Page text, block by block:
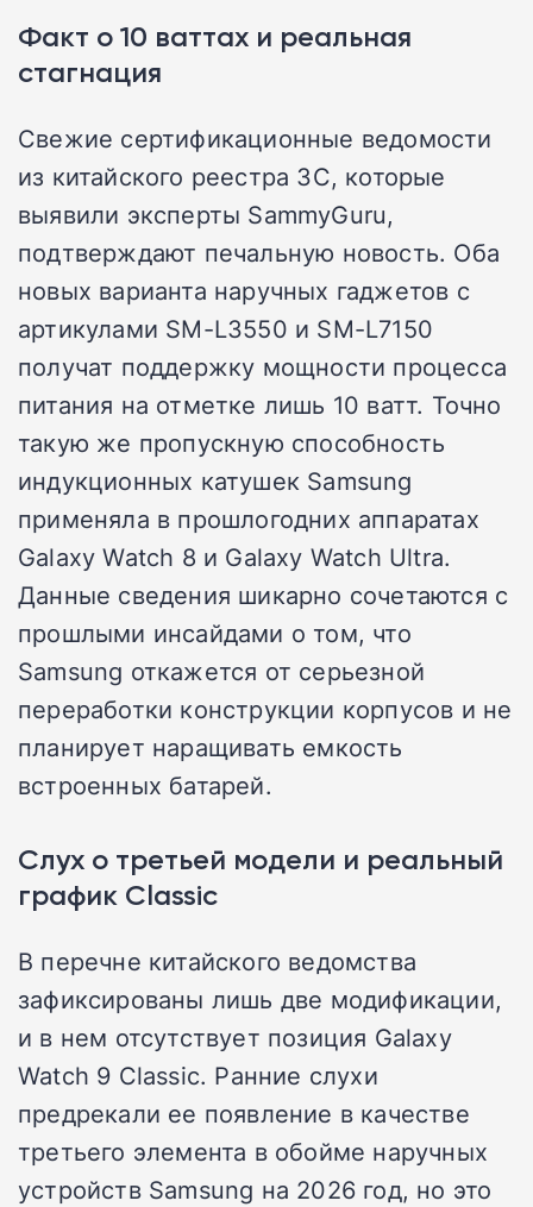
Факт о 10 ваттах и реальная
стагнация
Свежие сертификационные ведомости
из китайского реестра 3C, которые
выявили эксперты SammyGuru,
подтверждают печальную новость. Оба
новых варианта наручных гаджетов с
артикулами SM-L3550 и SM-L7150
получат поддержку мощности процесса
питания на отметке лишь 10 ватт. Точно
такую же пропускную способность
индукционных катушек Samsung
применяла в прошлогодних аппаратах
Galaxy Watch 8 и Galaxy Watch Ultra.
Данные сведения шикарно сочетаются с
прошлыми инсайдами о том, что
Samsung откажется от серьезной
переработки конструкции корпусов и не
планирует наращивать емкость
встроенных батарей.
Слух о третьей модели и реальный
график Classic
В перечне китайского ведомства
зафиксированы лишь две модификации,
и в нем отсутствует позиция Galaxy
Watch 9 Classic. Ранние слухи
предрекали ее появление в качестве
третьего элемента в обойме наручных
устройств Samsung на 2026 год, но это